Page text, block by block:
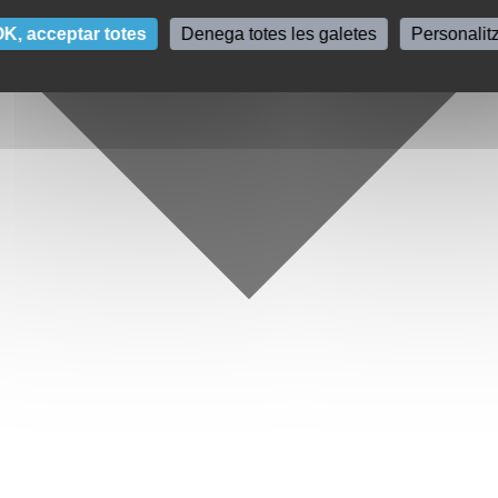
acceptar totes Denega totes les galetes